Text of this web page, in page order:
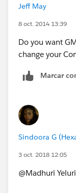
Jeff May
8 oct. 2014 13:39
Do you want
change your
Marcar
Sindoora G
3 oct. 2018 12:05
@Madhuri Yeluri